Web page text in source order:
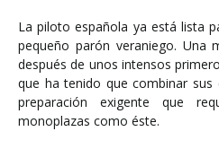
La piloto española ya está lista
pequeño parón veraniego. Una
después de unos intensos
que ha tenido que combinar
preparación exigente que
monoplazas como éste.